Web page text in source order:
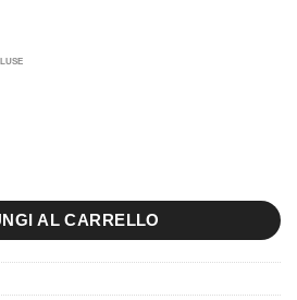
Grigia quantità
AL CARRELLO